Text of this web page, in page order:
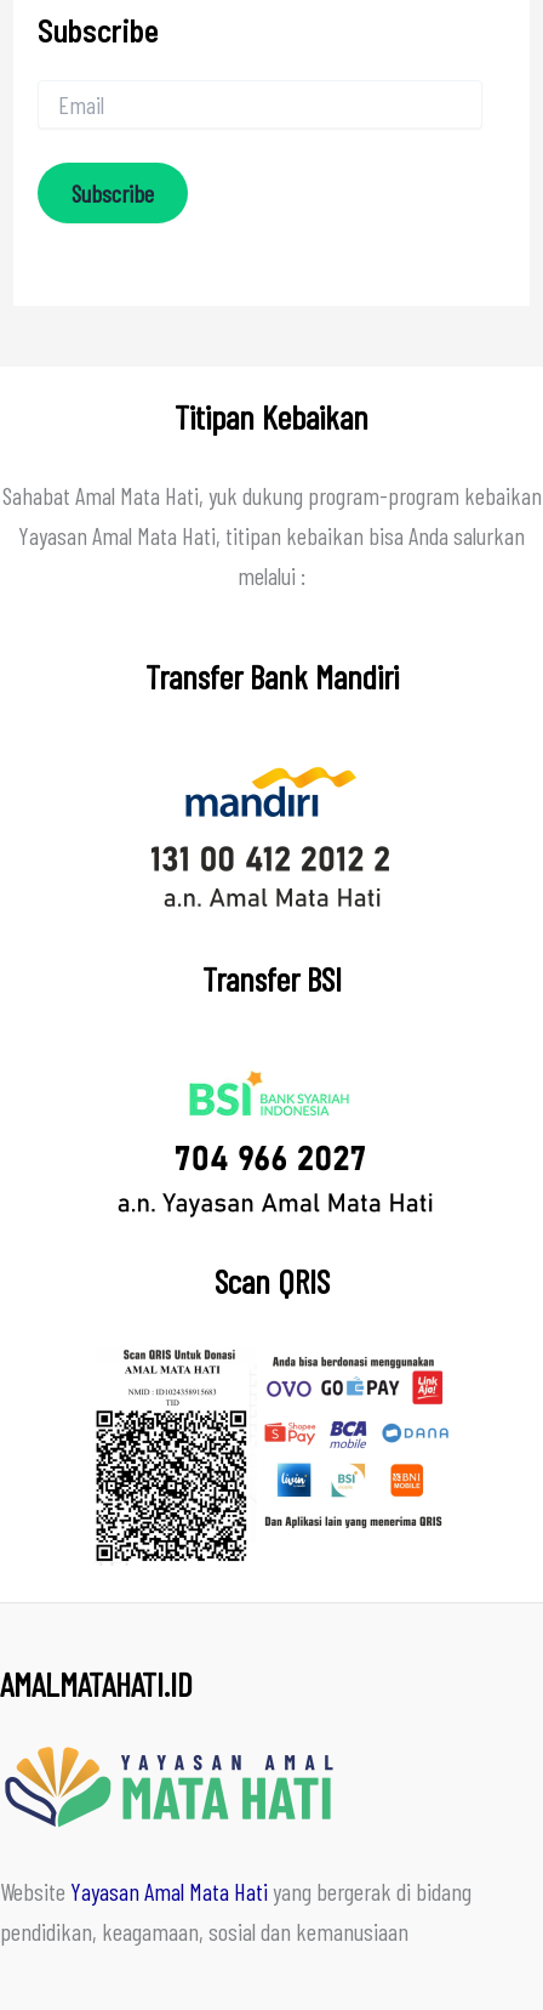
Subscribe
Subscribe
Titipan Kebaikan
Sahabat Amal Mata Hati, yuk dukung program-program kebaikan
Yayasan Amal Mata Hati, titipan kebaikan bisa Anda salurkan
melalui :
Transfer Bank Mandiri
Transfer BSI
Scan QRIS
AMALMATAHATI.ID
Website Yayasan Amal Mata Hatiyang bergerak di bidang
pendidikan, keagamaan, sosial dan kemanusiaan